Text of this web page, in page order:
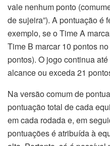
vale nenhum ponto
de sujeira”). A pontuação é
exemplo, se o Time A
Time B marcar 10 pontos
pontos). O jogo continua
alcance ou exceda 21
Na versão comum de
pontuação total de cada
em cada rodada e, em
pontuações é atribuída à